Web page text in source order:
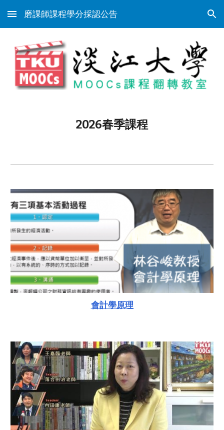
Skip to main content Skip to navigation
磨課師課程學分採認公告
2026春季課程
會計學原理